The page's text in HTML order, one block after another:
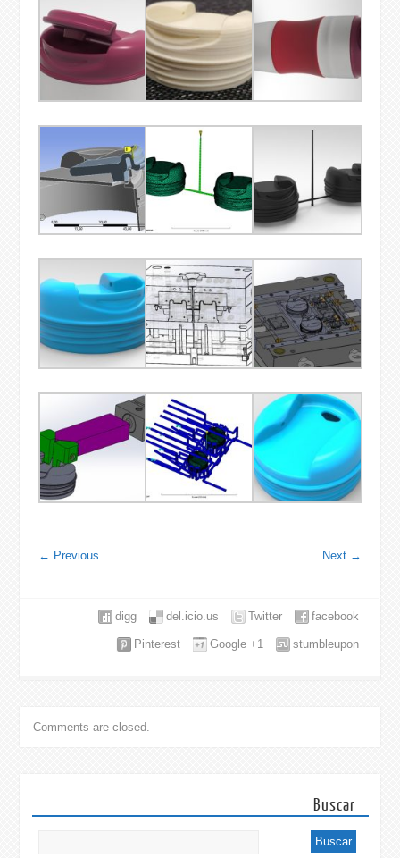
← Previous Next →
facebook
Twitter
del.icio.us
digg
stumbleupon
Google +1
Pinterest
Comments are closed.
Buscar